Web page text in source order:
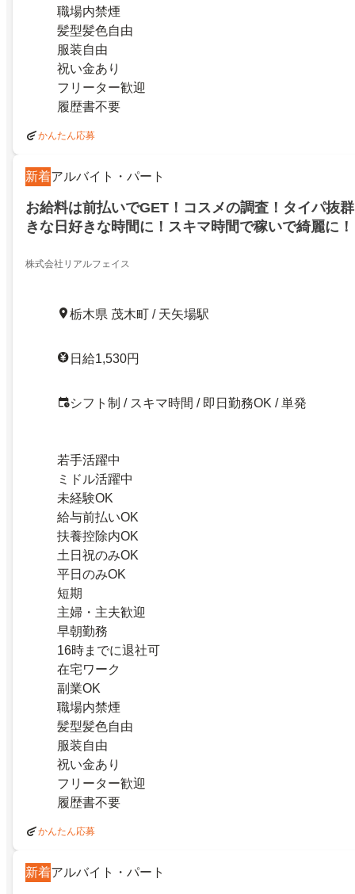
職場内禁煙
髪型髪色自由
服装自由
祝い金あり
フリーター歓迎
履歴書不要
かんたん応募
新着アルバイト・パート
お給料は前払いでGET！コスメの調査！タイパ抜
きな日好きな時間に！スキマ時間で稼いで綺麗に
郡茂木町
株式会社リアルフェイス
栃木県 茂木町 / 天矢場駅
日給1,530円
シフト制 / スキマ時間 / 即日勤務OK / 単発
若手活躍中
ミドル活躍中
未経験OK
給与前払いOK
扶養控除内OK
土日祝のみOK
平日のみOK
短期
主婦・主夫歓迎
早朝勤務
16時までに退社可
在宅ワーク
副業OK
職場内禁煙
髪型髪色自由
服装自由
祝い金あり
フリーター歓迎
履歴書不要
かんたん応募
新着アルバイト・パート